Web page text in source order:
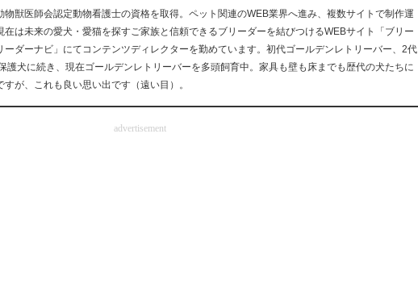
物獣医師会認定動物看護士の資格を取得。ペット関連のWEB業界へ進み、複数サイトで制作運
在は未来の愛犬・愛猫を探すご家族と信頼できるブリーダーを結びつけるWEBサイト「ブリー
ーダーナビ」にてコンテンツディレクターを勤めています。初代ゴールデンレトリーバー、2代
護犬に続き、現在ゴールデンレトリーバーを多頭飼育中。家具も壁も床までも歴代の犬たちに
が、これも良い思い出です（遠い目）。
advertisement